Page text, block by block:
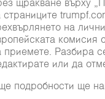
Искате да
се показва,